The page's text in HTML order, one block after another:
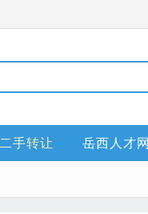
二手转让 岳西人才网